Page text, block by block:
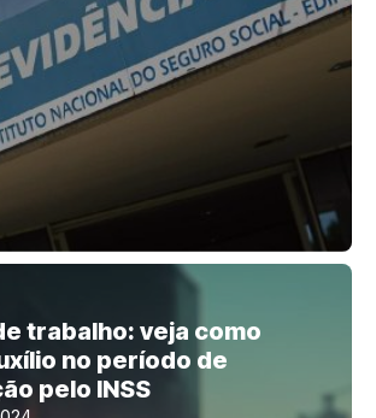
trabalho: veja como
no período de
pelo INSS